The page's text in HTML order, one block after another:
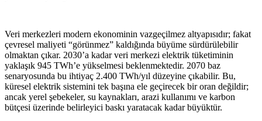
Veri merkezleri modern ekonominin vazgeçilmez altyapısıdır; fakat
çevresel maliyeti “görünmez” kaldığında büyüme sürdürülebilir
olmaktan çıkar. 2030’a kadar veri merkezi elektrik tüketiminin
yaklaşık 945 TWh’e yükselmesi beklenmektedir. 2070 baz
senaryosunda bu ihtiyaç 2.400 TWh/yıl düzeyine çıkabilir. Bu,
küresel elektrik sistemini tek başına ele geçirecek bir oran değildir;
ancak yerel şebekeler, su kaynakları, arazi kullanımı ve karbon
bütçesi üzerinde belirleyici baskı yaratacak kadar büyüktür.